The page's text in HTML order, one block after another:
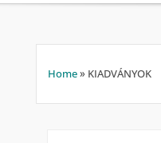
Home» KIADVÁNYOK